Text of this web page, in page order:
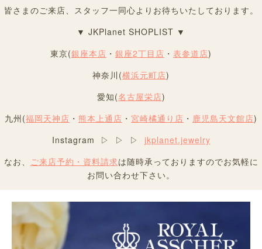
皆さまのご来店、スタッフ一同心よりお待ちいたしております。
▼ JKPlanet SHOPLIST ▼
東京(銀座本店 ・ 銀座2丁目店 ・ 表参道店)
神奈川(横浜元町店)
愛知(名古屋栄店)
九州(福岡天神店 ・ 熊本上通店 ・ 宮崎橘通り店 ・ 鹿児島天文館店)
Instagram ▷ ▷ ▷ jkplanet.jewelry
なお、
ご来店予約・資料請求は随時承っておりますのでお気軽に
お問い合わせ下さい。